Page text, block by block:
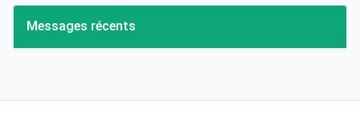
Messages récents